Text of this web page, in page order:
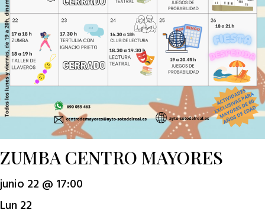
ZUMBA CENTRO MAYORES
junio 22 @ 17:00
Lun 22